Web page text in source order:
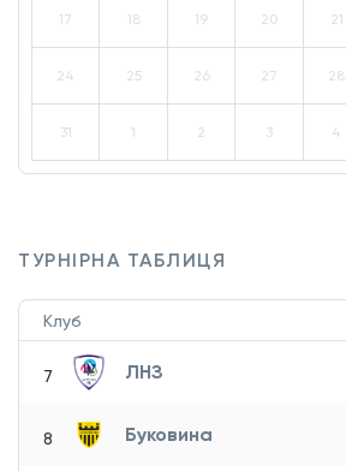
17 18 19 20 21
24 25 26 27 28
31 1 2 3 4
ТУРНІРНА ТАБЛИЦЯ
Клуб
7 ЛНЗ
8 Буковина